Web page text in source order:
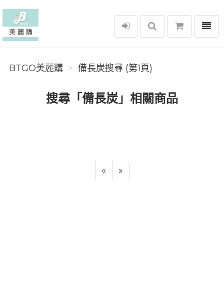
BTGO美麗購
選單
BTGO美麗購 備長炭搜尋 (第1頁)
搜尋「備長炭」相關商品
« »